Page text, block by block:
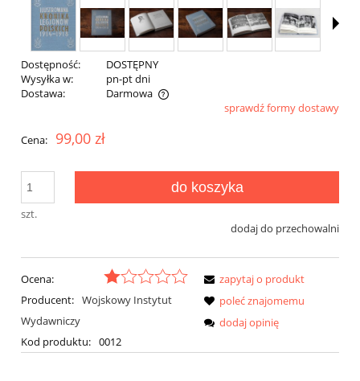
Dostępność:
DOSTĘPNY
Wysyłka w:
pn-pt dni
Dostawa:
Darmowa
Cena nie zawiera ewentualnych kosztów płatnościsprawdź formy dostawy
Cena: 99,00 zł
szt.
do koszyka
dodaj do przechowalni
Ocena:
Producent: Wojskowy Instytut
Wydawniczy
Kod produktu: 0012
zapytaj o produkt
poleć znajomemu
dodaj opinię